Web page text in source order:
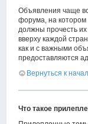
Объявления чаще
форума, на котором
должны прочесть
вверху каждой
как и с важными
предоставляются
Вернуться к
Что такое